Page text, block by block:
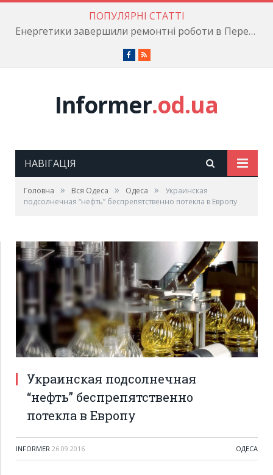
ПОПУЛЯРНІ СТАТТІ
Енергетики завершили ремонтні роботи в Пересипському районі
Facebook
RSS
Informer.od.ua
НАВІГАЦІЯ
Головна » Вся Одеса » Одеса »
Украинская
подсолнечная “нефть” беспрепятственно потекла в Европу
Украинская подсолнечная
“нефть” беспрепятственно
потекла в Европу
INFORMER 26.09.2016 ОДЕСА